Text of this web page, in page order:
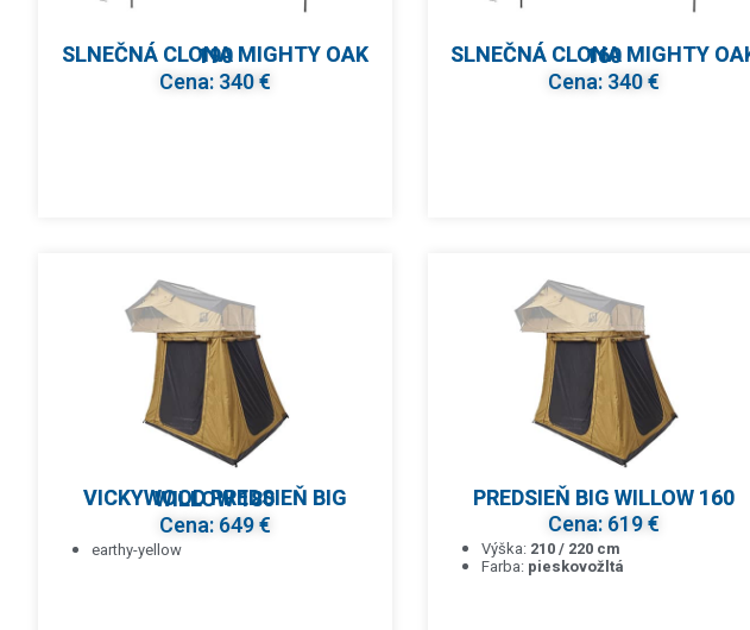
SLNEČNÁ CLONA MIGHTY OAK 190
Cena: 340 €
SLNEČNÁ CLONA MIGHTY OAK 160
Cena: 340 €
VICKYWOOD PREDSIEŇ BIG WILLOW 180
Cena: 649 €
earthy-yellow
PREDSIEŇ BIG WILLOW 160
Cena: 619 €
Výška: 210 / 220 cm
Farba: pieskovožltá